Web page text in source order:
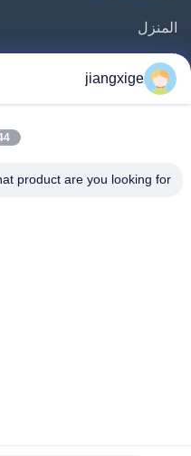
المنزل
المنتجات
حولنا
اتصل بنا
jiangxige
product are you looking for?